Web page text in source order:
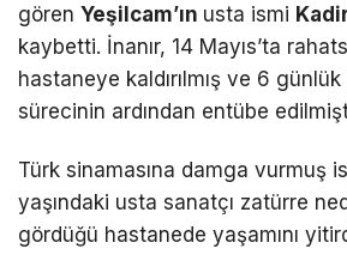
gören Yeşilcam’ın usta ismi
kaybetti. İnanır, 14 Mayıs’ta
hastaneye kaldırılmış ve 6
sürecinin ardından entübe
Türk sinamasına damga vurmuş
yaşındaki usta sanatçı zatürre
gördüğü hastanede yaşamını